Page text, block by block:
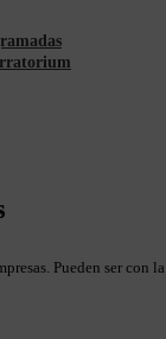
Pueden ser